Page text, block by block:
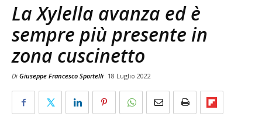
La Xylella avanza ed è
sempre più presente in
zona cuscinetto
Di Giuseppe Francesco Sportelli 18 Luglio 2022